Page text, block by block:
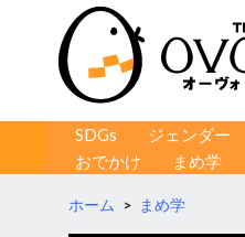
コンテンツへ移動
SDGs ジェンダー
おでかけ
まめ学
ホーム > まめ学